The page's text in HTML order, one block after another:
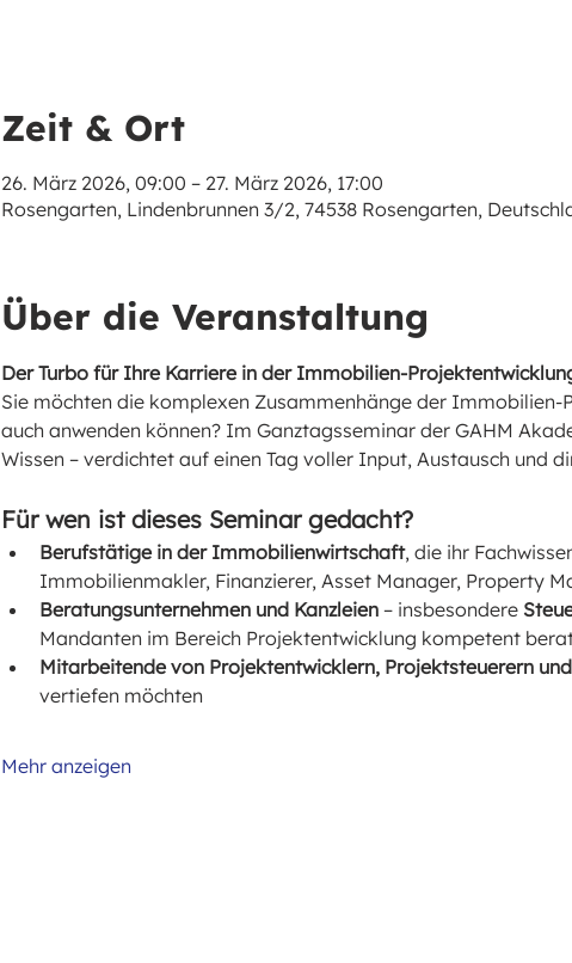
Zeit & Ort
26. März 2026, 09:00 – 27. März 2026, 17:00
Rosengarten, Lindenbrunnen 3/2, 74538 Rosengarten,
Über die Veranstaltung
Der Turbo für Ihre Karriere in der Immobilien-
Sie möchten die komplexen Zusammenhänge der
auch anwenden können? Im Ganztagsseminar der GAHM
Wissen – verdichtet auf einen Tag voller Input, Austausch und
Für wen ist dieses Seminar gedacht?
Berufstätige in der Immobilienwirtschaft, die ihr
Immobilienmakler, Finanzierer, Asset Manager, Property
Beratungsunternehmen und Kanzleien – insbesondere
Mandanten im Bereich Projektentwicklung kompetent
Mitarbeitende von Projektentwicklern, Projektsteuerern
vertiefen möchten
Mehr anzeigen